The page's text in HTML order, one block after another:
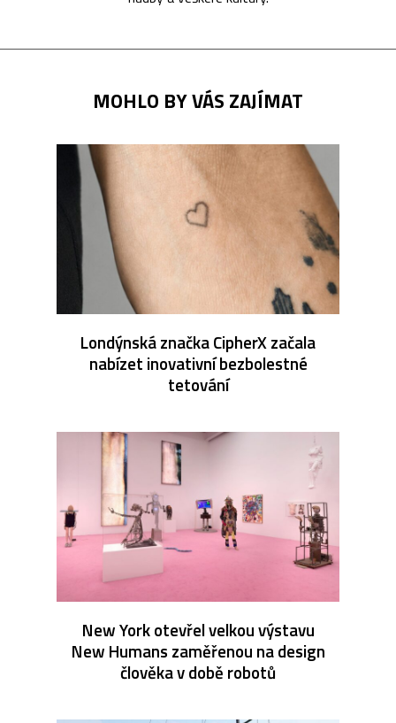
MOHLO BY VÁS ZAJÍMAT
Londýnská značka CipherX začala
nabízet inovativní bezbolestné
tetování
New York otevřel velkou výstavu
New Humans zaměřenou na design
člověka v době robotů